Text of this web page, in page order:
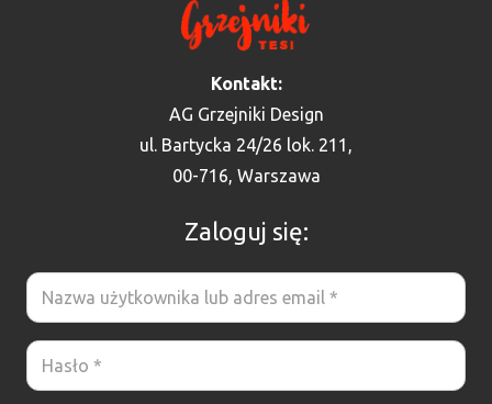
Kontakt:
AG Grzejniki Design
ul. Bartycka 24/26 lok. 211,
00-716, Warszawa
Zaloguj się: